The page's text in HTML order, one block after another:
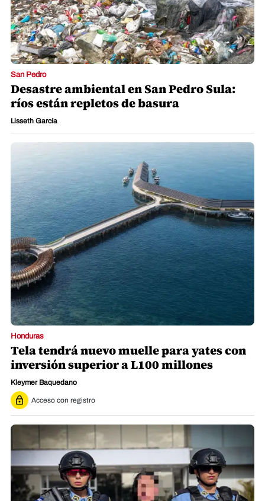
San Pedro
Desastre ambiental en San Pedro Sula:
ríos están repletos de basura
Lisseth García
Honduras
Tela tendrá nuevo muelle para yates con
inversión superior a L100 millones
Kleymer Baquedano
Acceso con registro